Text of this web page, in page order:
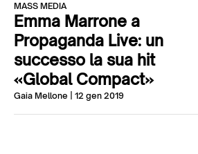
MASS MEDIA
Emma Marrone a
Propaganda Live: un
successo la sua hit
«Global Compact»
Gaia Mellone | 12 gen 2019